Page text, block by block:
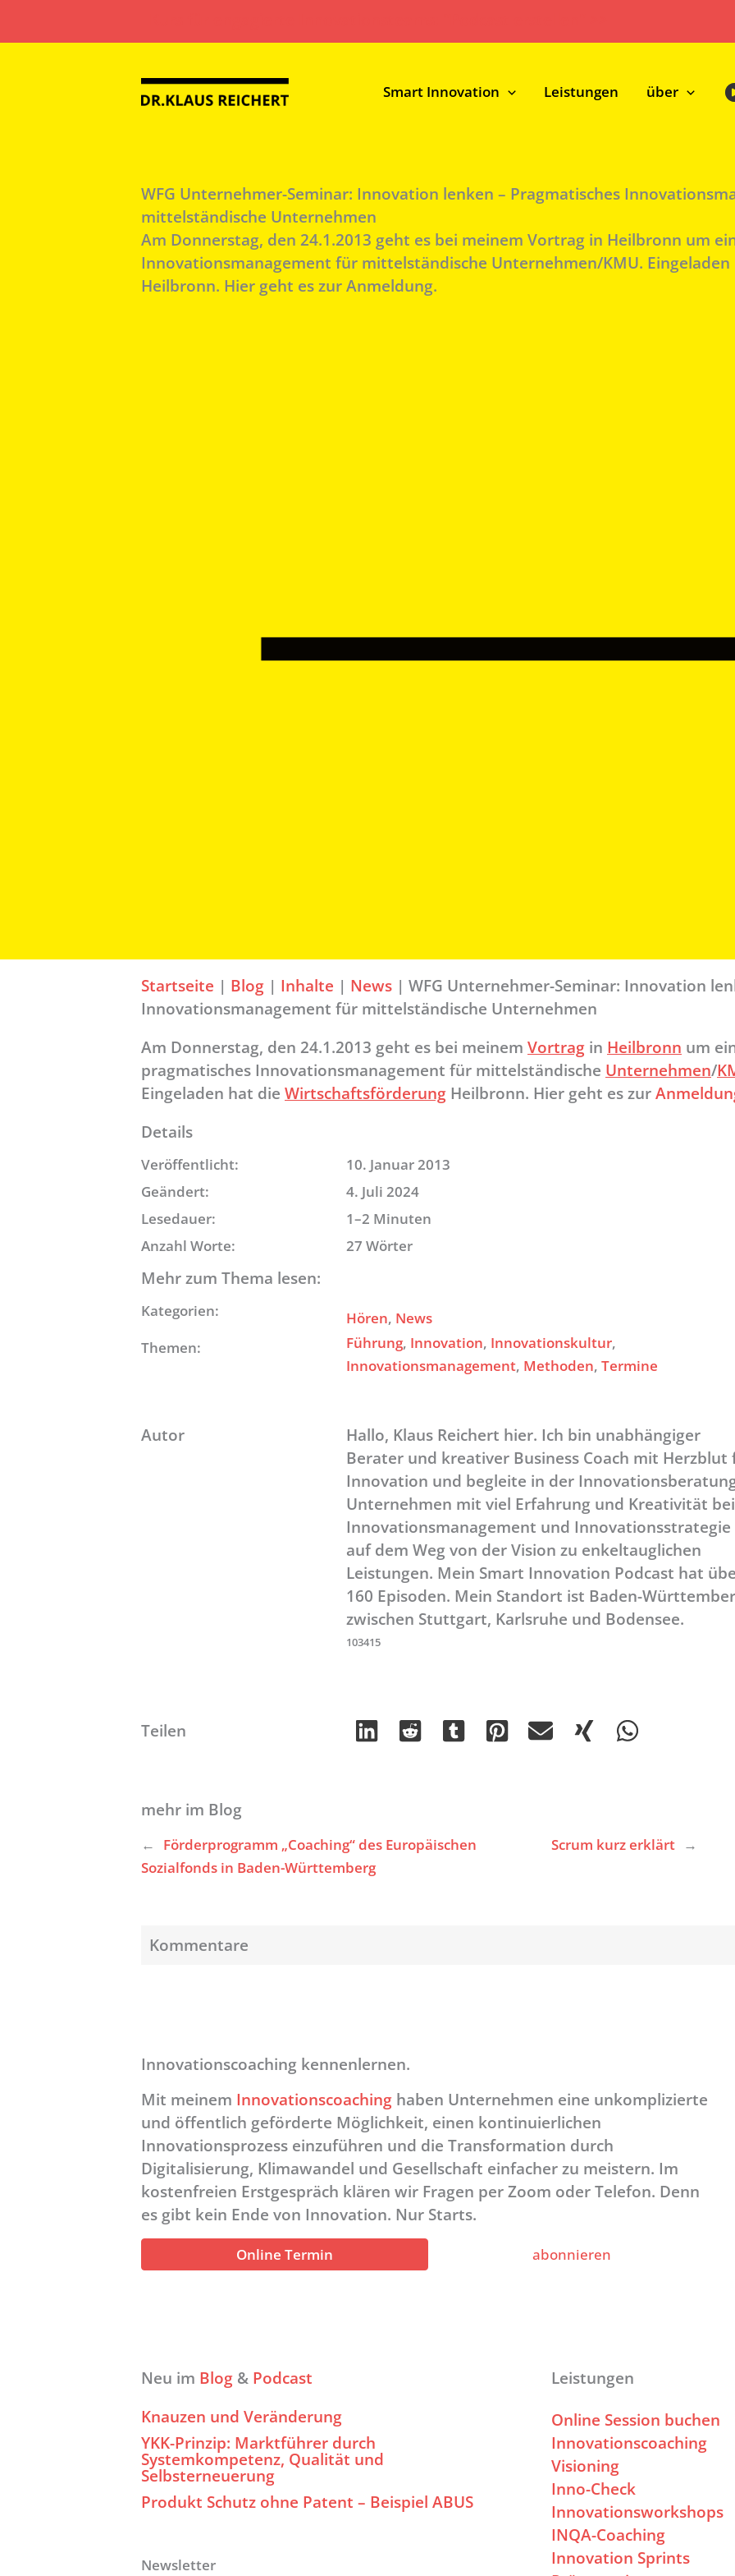
Smart Innovation Leistungen über
WFG Unternehmer-Seminar: Innovation lenken – Pragmatisches
mittelständische Unternehmen
Am Donnerstag, den 24.1.2013 geht es bei meinem Vortrag in Heilbronn um
Innovationsmanagement für mittelständische Unternehmen/KMU.
Heilbronn. Hier geht es zur Anmeldung.
Startseite | Blog | Inhalte | News | WFG Unternehmer-Seminar: Innovation
Innovationsmanagement für mittelständische Unternehmen
Am Donnerstag, den 24.1.2013 geht es bei meinem Vortrag in Heilbronn um
pragmatisches Innovationsmanagement für mittelständische Unternehmen/
Eingeladen hat die Wirtschaftsförderung Heilbronn. Hier geht es zur
Details
Veröffentlicht:
10. Januar 2013
Geändert:
4. Juli 2024
Lesedauer:
1–2 Minuten
Anzahl Worte:
27 Wörter
Mehr zum Thema lesen:
Kategorien: Hören, News
Themen:
Führung, Innovation, Innovationskultur
Innovationsmanagement, Methoden, Termine
Autor
Hallo, Klaus Reichert hier. Ich bin unabhängiger
Berater und kreativer Business Coach mit Herzblut
Innovation und begleite in der
Unternehmen mit viel Erfahrung und Kreativität
Innovationsmanagement und Innovationsstrategie
auf dem Weg von der Vision zu enkeltauglichen
Leistungen. Mein Smart Innovation Podcast hat
160 Episoden. Mein Standort ist Baden-
zwischen Stuttgart, Karlsruhe und Bodensee.
103415
Teilen
mehr im Blog
←
Förderprogramm „Coaching“ des Europäischen
Sozialfonds in Baden-Württemberg
Scrum kurz erklärt →
Kommentare
Innovationscoaching kennenlernen.
Mit meinem Innovationscoaching haben Unternehmen eine unkomplizierte
und öffentlich geförderte Möglichkeit, einen kontinuierlichen
Innovationsprozess einzuführen und die Transformation durch
Digitalisierung, Klimawandel und Gesellschaft einfacher zu meistern. Im
kostenfreien Erstgespräch klären wir Fragen per Zoom oder Telefon. Denn
es gibt kein Ende von Innovation. Nur Starts.
Online Termin abonnieren
Neu im Blog & Podcast
Knauzen und Veränderung
YKK-Prinzip: Marktführer durch
Systemkompetenz, Qualität und
Selbsterneuerung
Produkt Schutz ohne Patent – Beispiel ABUS
Newsletter
Leistungen
Online Session buchen
Innovationscoaching
Visioning
Inno-Check
Innovationsworkshops
INQA-Coaching
Innovation Sprints